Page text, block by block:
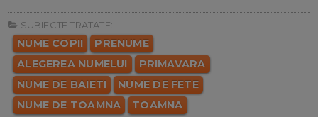
SUBIECTE TRATATE:
NUME COPII
PRENUME
ALEGEREA NUMELUI
PRIMAVARA
NUME DE BAIETI
NUME DE FETE
NUME DE TOAMNA
TOAMNA